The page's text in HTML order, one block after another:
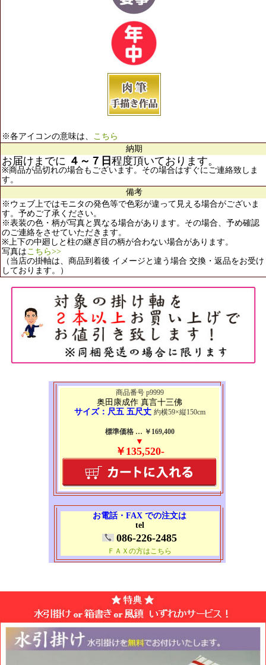
※各アイコンの意味は、 こちら
納期
お届けまでに ４～７日 程度頂いております。
※商品が品切れの場合もございます。その場合はすぐにご連絡致しま
す。
備考
※ウェブ上ではモニタの発色等で色彩が違って見える場合がございま
す。予めご了承ください。
※表装の色・柄が写真と異なる場合があります。その場合、予め確認
のご連絡をさせていただきます。
※上下の中廻しと柱の継ぎ目の柄が合わない場合があります。
写真はこちら>>
（当店の掛軸は、商品到着後 イメージと違う場合 交換・返品をお受け
しております。）
商品番号 p9999
奥田康成作 真言十三佛
サイズ：尺五 五尺丈 約横59×縦150cm
標準価格 … ￥169,400
▼
￥135,520-
お電話・FAX での注文は
tel
086-226-2485
ＦＡＸの方はこちら